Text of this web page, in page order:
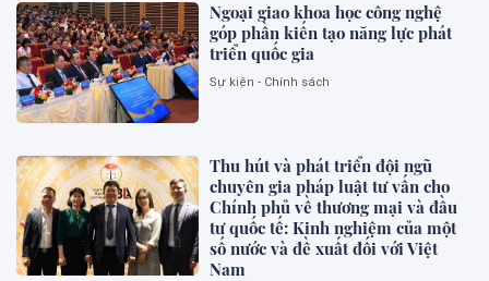
Ngoại giao khoa học công nghệ
góp phần kiến tạo năng lực phát
triển quốc gia
Sự kiện - Chính sách
Thu hút và phát triển đội ngũ
chuyên gia pháp luật tư vấn cho
Chính phủ về thương mại và đầu
tư quốc tế: Kinh nghiệm của một
số nước và đề xuất đối với Việt
Nam